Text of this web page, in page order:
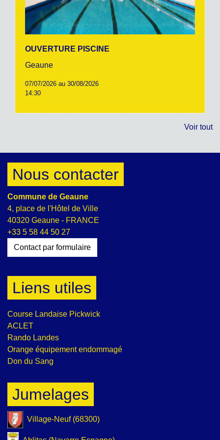
OUVERTURE PISCINE
Geaune
07/07/2026 au 30/08/2026
14:30
Voir tout
Nous contacter
Commune de Geaune
4, place de l'Hôtel de Ville
40320 Geaune - FRANCE
+33 5 58 44 50 27
Contact par formulaire
Liens utiles
Course Landaise Pickwick
ACLET
Rando Landes
Orange équipement endommagé
Don du Sang
Jumelages
Village-Neuf (68300)